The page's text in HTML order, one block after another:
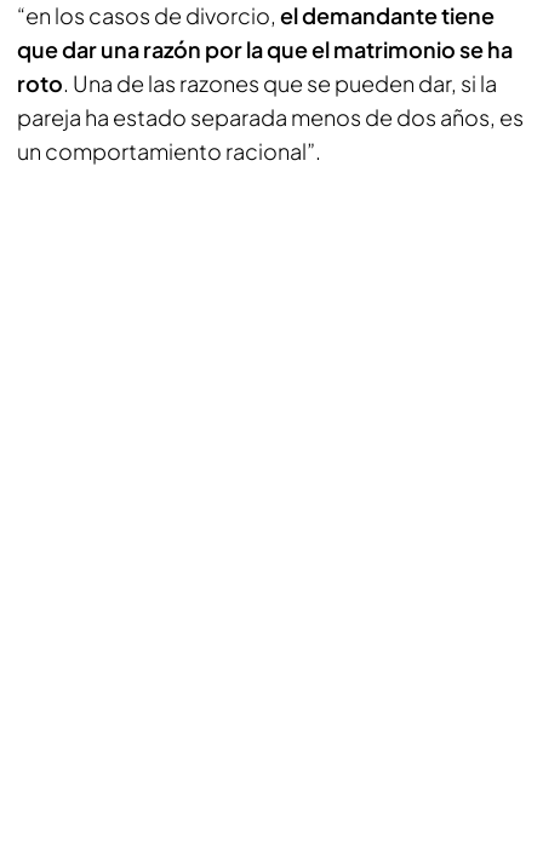
“en los casos de divorcio, el demandante tiene
que dar una razón por la que el matrimonio se ha
roto. Una de las razones que se pueden dar, si la
pareja ha estado separada menos de dos años, es
un comportamiento racional”.